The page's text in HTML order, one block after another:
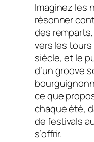
Imaginez les
résonner
des
vers les tours
siècle, et le
d’un groove
ce que
chaque été,
de festivals
s’offrir.